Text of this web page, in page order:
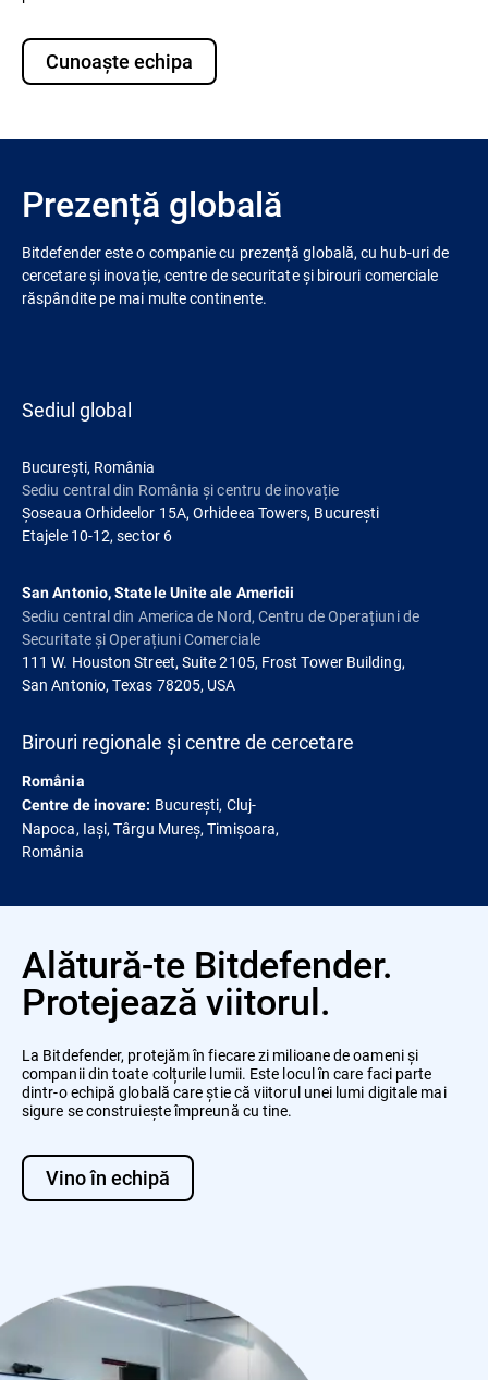
Cunoaște echipa
Prezență globală
Bitdefender este o companie cu prezență globală, cu hub-uri de
cercetare și inovație, centre de securitate și birouri comerciale
răspândite pe mai multe continente.
Sediul global
București, România
Sediu central din România și centru de inovație
Șoseaua Orhideelor 15A, Orhideea Towers, București
Etajele 10-12, sector 6
San Antonio, Statele Unite ale Americii
Sediu central din America de Nord, Centru de Operațiuni de
Securitate și Operațiuni Comerciale
111 W. Houston Street, Suite 2105, Frost Tower Building,
San Antonio, Texas 78205, USA
Birouri regionale și centre de cercetare
România
Centre de inovare: București, Cluj-
Napoca, Iași, Târgu Mureș, Timișoara,
România
Alătură-te Bitdefender.
Protejează viitorul.
La Bitdefender, protejăm în fiecare zi milioane de oameni și
companii din toate colțurile lumii. Este locul în care faci parte
dintr-o echipă globală care știe că viitorul unei lumi digitale mai
sigure se construiește împreună cu tine.
Vino în echipă